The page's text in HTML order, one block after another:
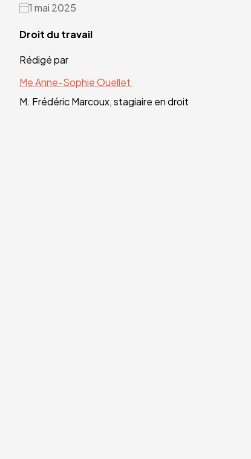
1 mai 2025
Droit du travail
Rédigé par
Me Anne-Sophie Ouellet
M. Frédéric Marcoux, stagiaire en droit